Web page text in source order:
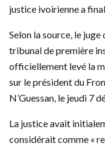
justice ivoirienne a
Selon la source, le
tribunal de première
officiellement levé la
sur le président du
N’Guessan, le jeudi 7
La justice avait
considérait comme «